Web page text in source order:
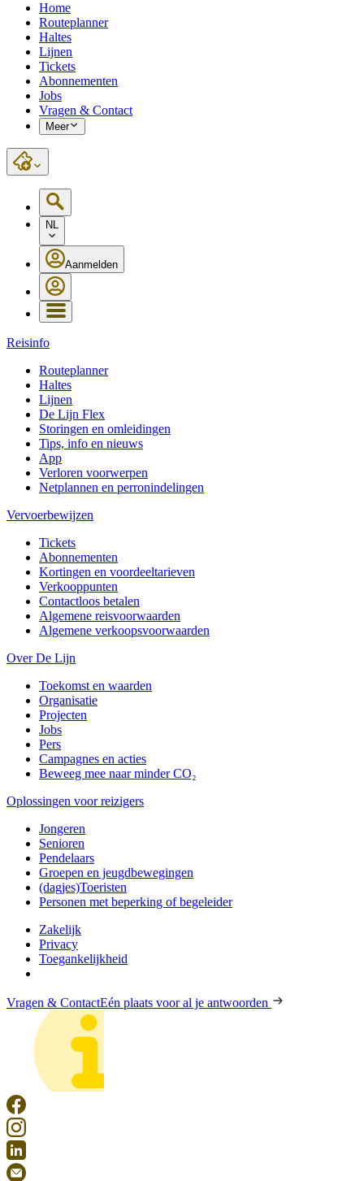
Home
Routeplanner
Haltes
Lijnen
Tickets
Abonnementen
Jobs
Vragen & Contact
Meer
NL
Aanmelden
Reisinfo
Routeplanner
Haltes
Lijnen
De Lijn Flex
Storingen en omleidingen
Tips, info en nieuws
App
Verloren voorwerpen
Netplannen en perronindelingen
Vervoerbewijzen
Tickets
Abonnementen
Kortingen en voordeeltarieven
Verkooppunten
Contactloos betalen
Algemene reisvoorwaarden
Algemene verkoopsvoorwaarden
Over De Lijn
Toekomst en waarden
Organisatie
Projecten
Jobs
Pers
Campagnes en acties
Beweeg mee naar minder CO₂
Oplossingen voor reizigers
Jongeren
Senioren
Pendelaars
Groepen en jeugdbewegingen
(dagjes)Toeristen
Personen met beperking of begeleider
Zakelijk
Privacy
Toegankelijkheid
Vragen & ContactEén plaats voor al je antwoorden